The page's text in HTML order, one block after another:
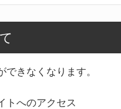
きなくなります。
トへのアクセス